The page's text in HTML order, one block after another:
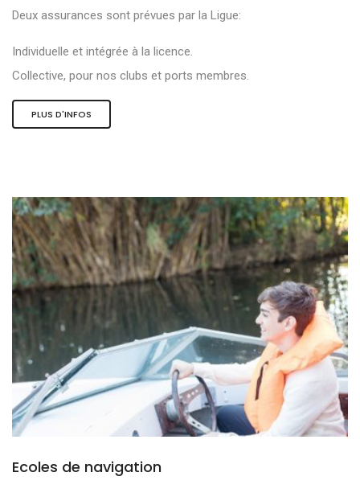
Deux assurances sont prévues par la Ligue:
Individuelle et intégrée à la licence.
Collective, pour nos clubs et ports membres.
PLUS D'INFOS
Ecoles de navigation